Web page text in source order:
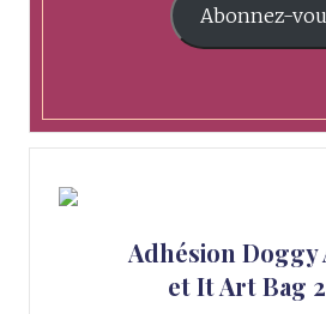
Abonnez-
Adhésion Doggy
et It Art Bag